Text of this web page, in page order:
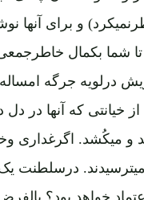
و برای آنها
شما بکمال
درلویه جرگه امساله
خیانتی که آنها در دل
و میکُشد. اگرغداری
درسلطنت یک
خواهد بود؟ بالفرض